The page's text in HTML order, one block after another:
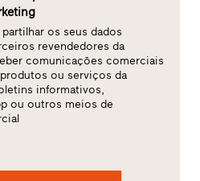
os seus dados
revendedores da
comunicações comerciais
ou serviços da
informativos,
ou outros meios de